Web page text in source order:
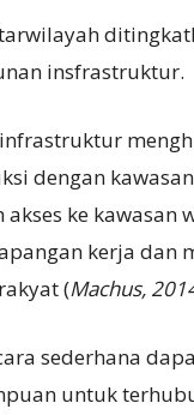
insfrastruktur.
dengan
ke kawasan
kerja dan
(Machus,
sederhana
untuk